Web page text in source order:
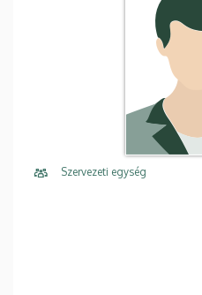
Szervezeti egység